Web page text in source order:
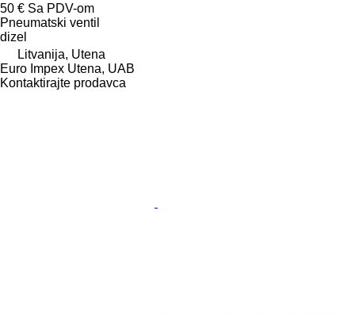
50 € Sa PDV-om
Pneumatski ventil
dizel
Litvanija, Utena
Euro Impex Utena, UAB
Kontaktirajte prodavca